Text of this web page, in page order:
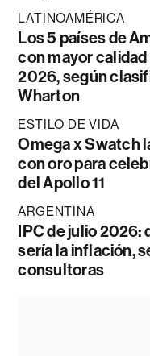
LATINOAMÉRICA
Los 5 países de
con mayor calidad
2026, según
Wharton
ESTILO DE VIDA
Omega x Swatch
con oro para
del Apollo 11
ARGENTINA
IPC de julio 2026:
sería la inflación,
consultoras